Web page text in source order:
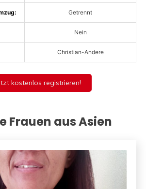
Getrennt
Nein
Christian-Andere
kostenlos registrieren!
Frauen aus Asien